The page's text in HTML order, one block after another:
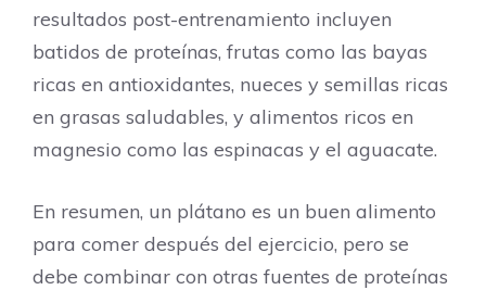
resultados post-entrenamiento incluyen
batidos de proteínas, frutas como las bayas
ricas en antioxidantes, nueces y semillas ricas
en grasas saludables, y alimentos ricos en
magnesio como las espinacas y el aguacate.
En resumen, un plátano es un buen alimento
para comer después del ejercicio, pero se
debe combinar con otras fuentes de proteínas